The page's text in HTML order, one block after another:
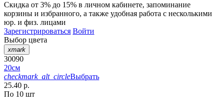
Скидка от 3% до 15% в личном кабинете, запоминание
корзины и избранного, а также удобная работа с несколькими
юр. и физ. лицами
Зарегистрироваться Войти
Выбор цвета
xmark
30090
20см
checkmark_alt_circleВыбрать
25.40 р.
По 10 шт